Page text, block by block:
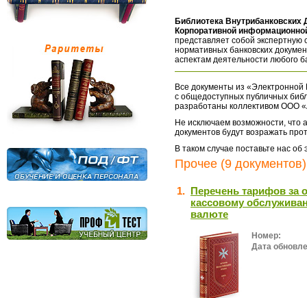
Библиотека
Корпоративной
представляет собой экспертную
нормативных банковских
аспектам деятельности любого
Все документы из «Электронной
с общедоступных публичных
разработаны коллективом ООО
Не исключаем возможности, что
документов будут возражать
В таком случае поставьте нас
Прочее (9 документов)
1. Перечень тарифов за
кассовому
валюте
Номер:
Дата